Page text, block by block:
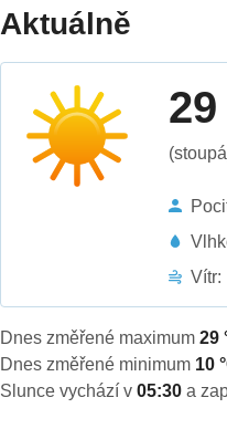
Aktuálně
29
Vítr:
Dnes změřené maximum29
Dnes změřené minimum 10
Slunce vychází v05:30a